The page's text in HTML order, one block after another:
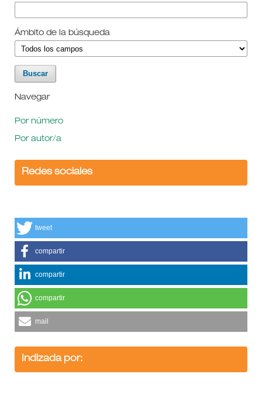
Ámbito de la búsqueda
Navegar
Por número
Por autor/a
Redes sociales
tweet
compartir
compartir
compartir
mail
Indizada por: